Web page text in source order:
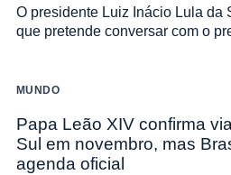
O presidente Luiz Inácio Lula da
que pretende conversar com o
MUNDO
Papa Leão XIV confirma
Sul em novembro, mas
agenda oficial